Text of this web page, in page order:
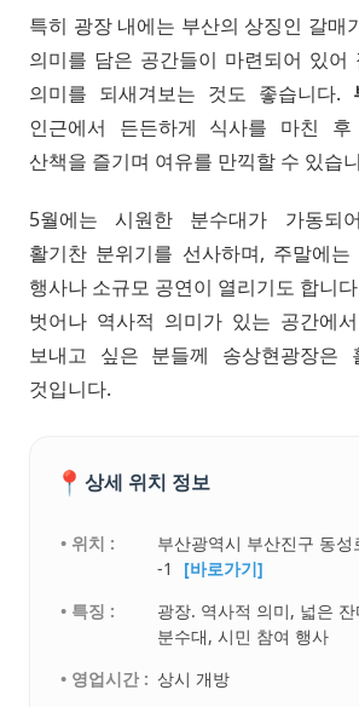
특히 광장 내에는 부산의 상징인 갈매
의미를 담은 공간들이 마련되어 있어
의미를 되새겨보는 것도 좋습니다.
인근에서 든든하게 식사를 마친
산책을 즐기며 여유를 만끽할 수 있습
5월에는 시원한 분수대가 가동되
활기찬 분위기를 선사하며, 주말에
행사나 소규모 공연이 열리기도 합니
벗어나 역사적 의미가 있는 공간에
보내고 싶은 분들께 송상현광장은
것입니다.
📍 상세 위치 정보
• 위치 :
부산광역시 부산진구 동성
-1
[바로가기]
• 특징 :
광장. 역사적 의미, 넓은
분수대, 시민 참여 행사
• 영업시간 : 상시 개방